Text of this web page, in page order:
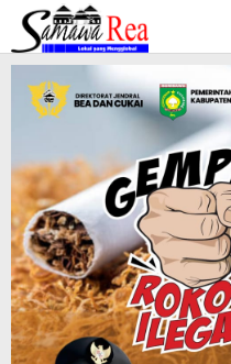
Lewati
konten